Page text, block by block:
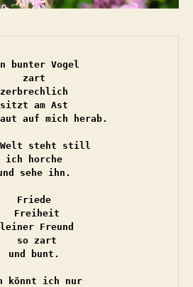
bunter Vogel
zart
zerbrechlich
sitzt am Ast
auf mich herab.
Welt steht still
ich horche
sehe ihn.
Friede
Freund
und bunt.
könnt ich nur